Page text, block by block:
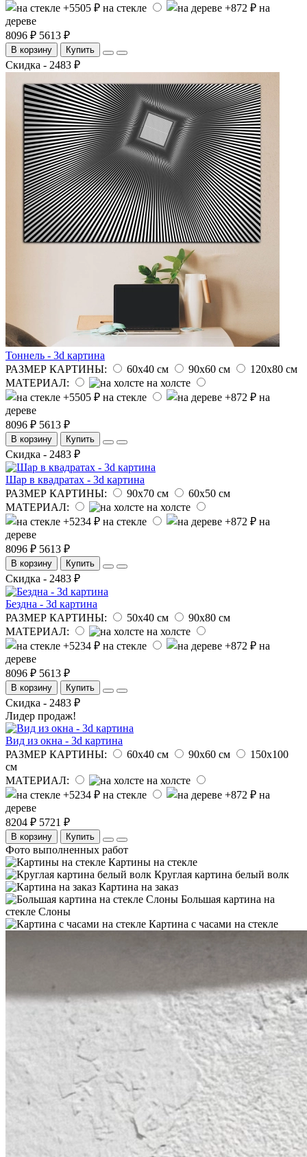
на стекле
на
дереве
8096 ₽ 5613 ₽
В корзину Купить
Скидка - 2483 ₽
Тоннель - 3d картина
РАЗМЕР КАРТИНЫ:
60х40 см 90х60 см
120х80 см
МАТЕРИАЛ:
на холсте
на стекле
на
дереве
8096 ₽ 5613 ₽
В корзину Купить
Скидка - 2483 ₽
Шар в квадратах - 3d картина
РАЗМЕР КАРТИНЫ:
90х70 см
60х50 см
МАТЕРИАЛ:
на холсте
на стекле
на
дереве
8096 ₽ 5613 ₽
В корзину Купить
Скидка - 2483 ₽
Бездна - 3d картина
РАЗМЕР КАРТИНЫ:
50х40 см
90х80 см
МАТЕРИАЛ:
на холсте
на стекле
на
дереве
8096 ₽ 5613 ₽
В корзину Купить
Скидка - 2483 ₽
Лидер продаж!
Вид из окна - 3d картина
РАЗМЕР КАРТИНЫ:
60х40 см 90х60 см
150х100
см
МАТЕРИАЛ:
на холсте
на стекле
на
дереве
8204 ₽ 5721 ₽
В корзину Купить
Фото выполненных работ
Картины на стекле
Круглая картина белый волк
Картина на заказ
Большая картина на
стекле Слоны
Картина с часами на стекле